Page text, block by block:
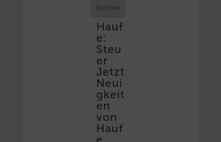
Suchen
Hauf
e:
Steu
er
Jetzt
Neui
gkeit
en
von
Hauf